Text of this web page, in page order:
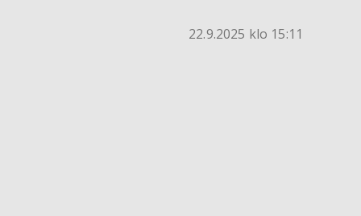
22.9.2025 klo 15:11